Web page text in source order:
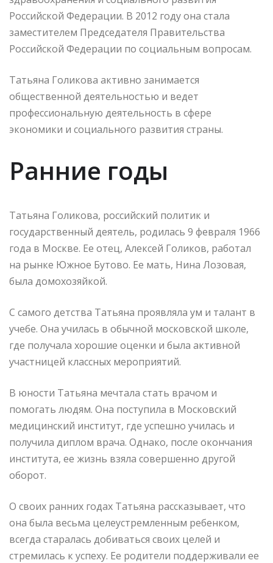
Российской Федерации. В 2012 году она стала
заместителем Председателя Правительства
Российской Федерации по социальным вопросам.
Татьяна Голикова активно занимается
общественной деятельностью и ведет
профессиональную деятельность в сфере
экономики и социального развития страны.
Ранние годы
Татьяна Голикова, российский политик и
государственный деятель, родилась 9 февраля 1966
года в Москве. Ее отец, Алексей Голиков, работал
на рынке Южное Бутово. Ее мать, Нина Лозовая,
была домохозяйкой.
С самого детства Татьяна проявляла ум и талант в
учебе. Она училась в обычной московской школе,
где получала хорошие оценки и была активной
участницей классных мероприятий.
В юности Татьяна мечтала стать врачом и
помогать людям. Она поступила в Московский
медицинский институт, где успешно училась и
получила диплом врача. Однако, после окончания
института, ее жизнь взяла совершенно другой
оборот.
О своих ранних годах Татьяна рассказывает, что
она была весьма целеустремленным ребенком,
всегда старалась добиваться своих целей и
стремилась к успеху. Ее родители поддерживали ее